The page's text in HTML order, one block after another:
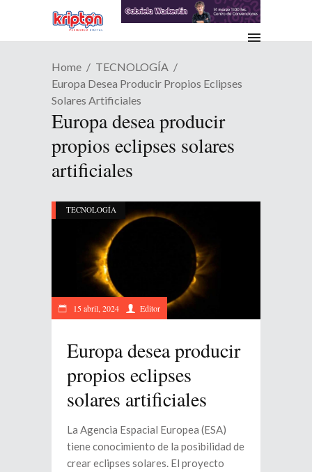
Home
TECNOLOGÍA
Europa Desea Producir Propios Eclipses
Solares Artificiales
Europa desea producir
propios eclipses solares
artificiales
TECNOLOGÍA
15 abril, 2024 Editor
Europa desea producir
propios eclipses
solares artificiales
La Agencia Espacial Europea (ESA)
tiene conocimiento de la posibilidad de
crear eclipses solares. El proyecto